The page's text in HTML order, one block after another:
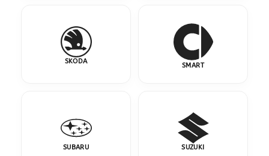
SKODA
SMART
SUBARU SUZUKI